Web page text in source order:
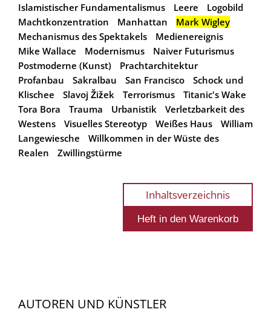
Islamistischer Fundamentalismus
Leere
Logobild
Machtkonzentration
Manhattan
Mark Wigley
Mechanismus des Spektakels
Medienereignis
Mike Wallace
Modernismus
Naiver Futurismus
Postmoderne (Kunst)
Prachtarchitektur
Profanbau
Sakralbau San Francisco
Schock und
Klischee
Slavoj Žižek Terrorismus
Titanic's Wake
Tora Bora
Trauma Urbanistik
Verletzbarkeit des
Westens
Visuelles Stereotyp Weißes Haus
William
Langewiesche
Willkommen in der Wüste des
Realen
Zwillingstürme
Inhaltsverzeichnis
AUTOREN UND KÜNSTLER